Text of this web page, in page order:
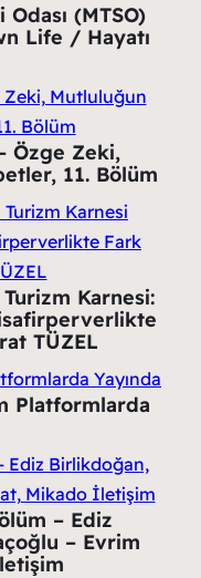
(MTSO)
Life / Hayatı
Özge Zeki,
11. Bölüm
Karnesi:
TÜZEL
Platformlarda
– Ediz
– Evrim